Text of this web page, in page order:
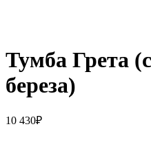
Тумба Грета
береза)
10 430₽